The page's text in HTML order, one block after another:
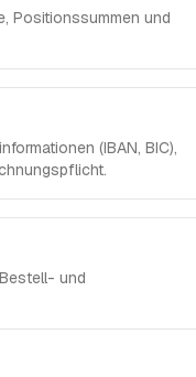
Positionssummen und
(IBAN, BIC),
und